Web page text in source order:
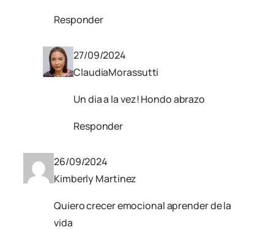
Responder
27/09/2024
ClaudiaMorassutti
Un dia a la vez! Hondo abrazo
Responder
26/09/2024
Kimberly Martinez
Quiero crecer emocional aprender de la
vida